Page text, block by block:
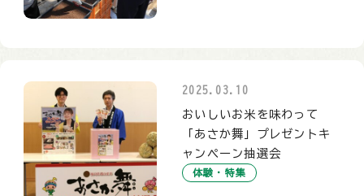
2025.03.10
おいしいお米を味わって
「あさか舞」プレゼントキ
ャンペーン抽選会
体験・特集